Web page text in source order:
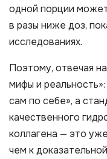
одной порции
в разы ниже доз,
исследованиях.
Поэтому, отвечая
мифы и
сам по себе», а
качественного
коллагена — это
чем к